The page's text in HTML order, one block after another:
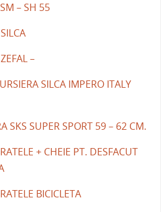
– SH 55
–
SILCA IMPERO ITALY
SKS SUPER SPORT 59 – 62 CM.
+ CHEIE PT. DESFACUT
BICICLETA